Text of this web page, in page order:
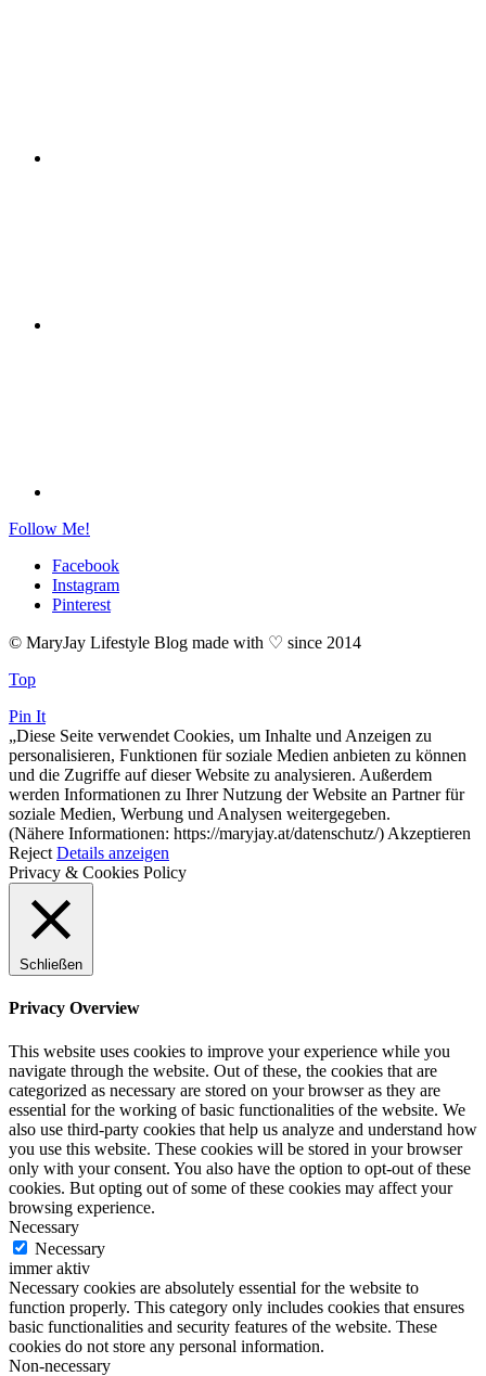
Follow Me!
Facebook
Instagram
Pinterest
© MaryJay Lifestyle Blog made with ♡ since 2014
Top
Pin It
„Diese Seite verwendet Cookies, um Inhalte und Anzeigen zu
personalisieren, Funktionen für soziale Medien anbieten zu können
und die Zugriffe auf dieser Website zu analysieren. Außerdem
werden Informationen zu Ihrer Nutzung der Website an Partner für
soziale Medien, Werbung und Analysen weitergegeben.
(Nähere Informationen: https://maryjay.at/datenschutz/) Akzeptieren
Reject Details anzeigen
Privacy & Cookies Policy
Schließen
Privacy Overview
This website uses cookies to improve your experience while you
navigate through the website. Out of these, the cookies that are
categorized as necessary are stored on your browser as they are
essential for the working of basic functionalities of the website. We
also use third-party cookies that help us analyze and understand how
you use this website. These cookies will be stored in your browser
only with your consent. You also have the option to opt-out of these
cookies. But opting out of some of these cookies may affect your
browsing experience.
Necessary
Necessary
immer aktiv
Necessary cookies are absolutely essential for the website to
function properly. This category only includes cookies that ensures
basic functionalities and security features of the website. These
cookies do not store any personal information.
Non-necessary